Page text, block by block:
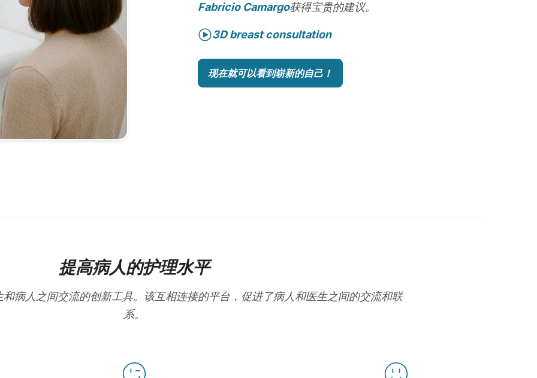
Fabricio Camargo获得宝贵的建议。
3D breast consultation
现在就可以看到崭新的自己！
提高病人的护理水平
病人之间交流的创新工具。该互相连接的平台，促进了病人和医生之间的交流和联
系。